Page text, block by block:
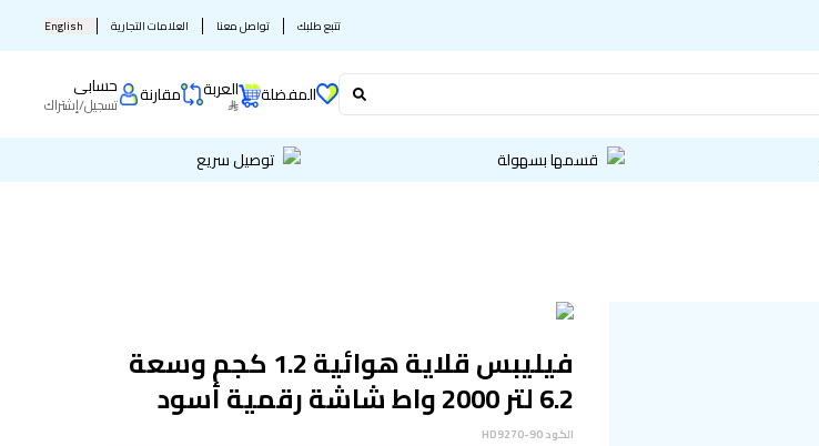
تتبع طلبك تواصل معنا العلامات التجارية English
المفضلة العربة مقارنة حسابى
تسجيل/إشتراك
قسمها بسهولة توصيل سريع
فيليبس قلاية هوائية 1.2 كجم وسعة
6.2 لتر 2000 واط شاشة رقمية أسود
الكودHD9270-90